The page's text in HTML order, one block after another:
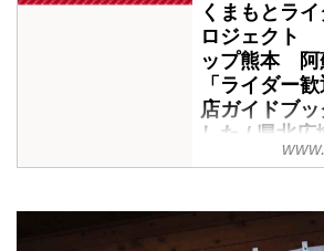
くまもとラ
ロジェクト
ップ熊本
「ライダー
店ガイドブ
した / 県北広